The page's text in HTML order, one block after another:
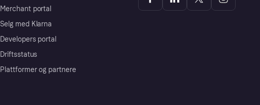
Merchant portal
Selg med Klarna
Developers portal
Driftsstatus
Plattformer og partnere